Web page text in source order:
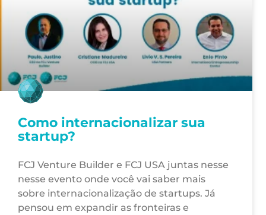
Como internacionalizar sua
startup?
FCJ Venture Builder e FCJ USA juntas nesse
nesse evento onde você vai saber mais
sobre internacionalização de startups. Já
pensou em expandir as fronteiras e